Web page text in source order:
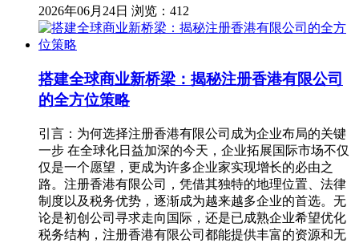
2026年06月24日 浏览：412
搭建全球商业新桥梁：揭秘注册香港有限公司
的全方位策略
引言：为何选择注册香港有限公司成为企业布局的关键
一步 在全球化日益加深的今天，企业拓展国际市场不仅
仅是一个愿望，更成为许多企业家实现增长的必由之
路。注册香港有限公司，凭借其独特的地理位置、法律
制度以及税务优势，逐渐成为越来越多企业的首选。无
论是初创公司寻求走向国际，还是已成熟企业希望优化
税务结构，注册香港有限公司都能提供丰富的资源和无